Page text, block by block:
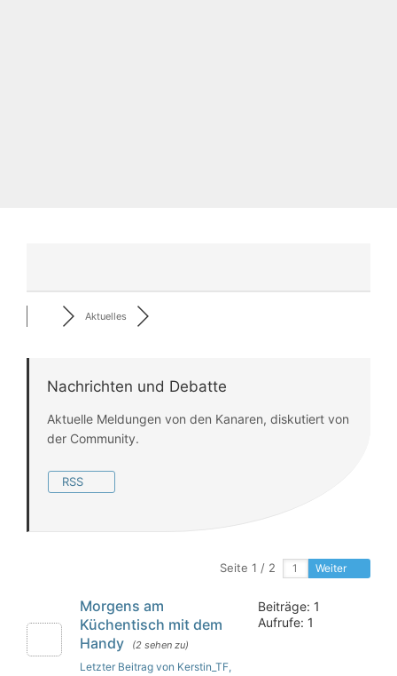
Aktuelles
Nachrichten und Debatte
Aktuelle Meldungen von den Kanaren, diskutiert von
der Community.
RSS
Seite 1 / 2 Weiter
Morgens am
Küchentisch mit dem
Handy
(2 sehen zu)
Letzter Beitrag von Kerstin_TF,
Beiträge: 1
Aufrufe: 1